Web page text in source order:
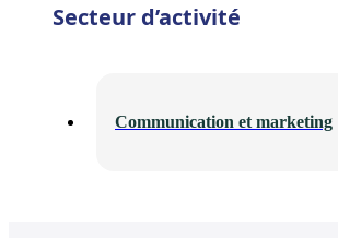
Secteur d’activité
Communication et marketing